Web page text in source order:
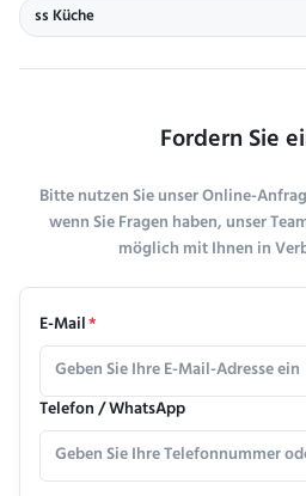
ss Küche
Fordern Sie
Bitte nutzen Sie unser Online-
wenn Sie Fragen haben, unser
möglich mit Ihnen in
E-Mail*
Telefon / WhatsApp